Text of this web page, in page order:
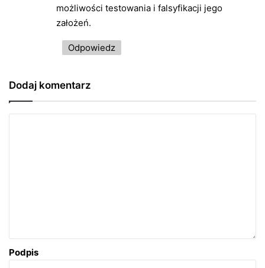
możliwości testowania i falsyfikacji jego
założeń.
Odpowiedz
Dodaj komentarz
Podpis